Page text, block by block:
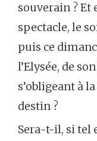
souverain ? Et
spectacle, le
puis ce
l’Elysée, de
s’obligeant à
destin ?
Sera-t-il, si tel